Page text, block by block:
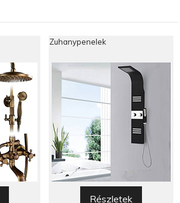
Zuhanypenelek
Részletek